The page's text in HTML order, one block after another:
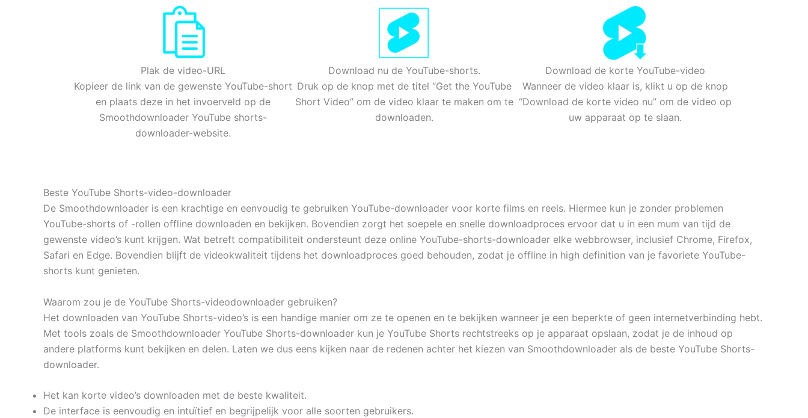
Plak de video-URL
Kopieer de link van de gewenste YouTube-short
en plaats deze in het invoerveld op de
Smoothdownloader YouTube shorts-
downloader-website.
Download nu de YouTube-shorts.
Druk op de knop met de titel “Get the YouTube
Short Video” om de video klaar te maken om te
downloaden.
Download de korte YouTube-video
Wanneer de video klaar is, klikt u op de knop
“Download de korte video nu” om de video op
uw apparaat op te slaan.
Beste YouTube Shorts-video-downloader
De Smoothdownloader is een krachtige en eenvoudig te gebruiken YouTube-downloader voor korte films en reels. Hiermee kun je zonder problemen
YouTube-shorts of -rollen offline downloaden en bekijken. Bovendien zorgt het soepele en snelle downloadproces ervoor dat u in een mum van tijd de
gewenste video’s kunt krijgen. Wat betreft compatibiliteit ondersteunt deze online YouTube-shorts-downloader elke webbrowser, inclusief Chrome, Firefox,
Safari en Edge. Bovendien blijft de videokwaliteit tijdens het downloadproces goed behouden, zodat je offline in high definition van je favoriete YouTube-
shorts kunt genieten.
Waarom zou je de YouTube Shorts-videodownloader gebruiken?
Het downloaden van YouTube Shorts-video’s is een handige manier om ze te openen en te bekijken wanneer je een beperkte of geen internetverbinding hebt.
Met tools zoals de Smoothdownloader YouTube Shorts-downloader kun je YouTube Shorts rechtstreeks op je apparaat opslaan, zodat je de inhoud op
andere platforms kunt bekijken en delen. Laten we dus eens kijken naar de redenen achter het kiezen van Smoothdownloader als de beste YouTube Shorts-
downloader.
Het kan korte video’s downloaden met de beste kwaliteit.
De interface is eenvoudig en intuïtief en begrijpelijk voor alle soorten gebruikers.